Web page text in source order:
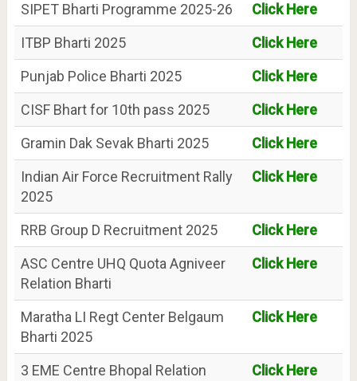
SIPET Bharti Programme 2025-26
Click Here
ITBP Bharti 2025
Click Here
Punjab Police Bharti 2025
Click Here
CISF Bhart for 10th pass 2025
Click Here
Gramin Dak Sevak Bharti 2025
Click Here
Indian Air Force Recruitment Rally
2025
Click Here
RRB Group D Recruitment 2025
Click Here
ASC Centre UHQ Quota Agniveer
Relation Bharti
Click Here
Maratha LI Regt Center Belgaum
Bharti 2025
Click Here
3 EME Centre Bhopal Relation
Click Here